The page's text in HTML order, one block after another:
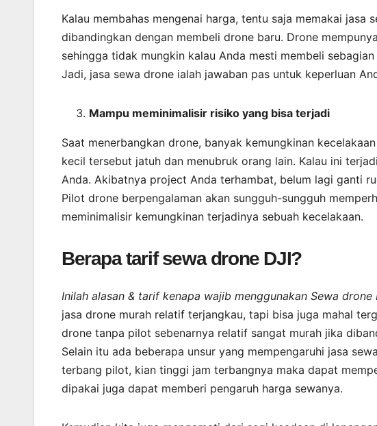
Kalau membahas mengenai harga, tentu saja memakai jasa
dibandingkan dengan membeli drone baru. Drone
sehingga tidak mungkin kalau Anda mesti membeli
Jadi, jasa sewa drone ialah jawaban pas untuk keperluan
Mampu meminimalisir risiko yang bisa terjadi
Saat menerbangkan drone, banyak kemungkinan
kecil tersebut jatuh dan menubruk orang lain. Kalau ini
Anda. Akibatnya project Anda terhambat, belum lagi ganti
Pilot drone berpengalaman akan sungguh-sungguh
meminimalisir kemungkinan terjadinya sebuah kecelakaan.
Berapa tarif sewa drone DJI?
Inilah alasan & tarif kenapa wajib menggunakan Sewa
jasa drone murah relatif terjangkau, tapi bisa juga mahal
drone tanpa pilot sebenarnya relatif sangat murah jika
Selain itu ada beberapa unsur yang mempengaruhi jasa
terbang pilot, kian tinggi jam terbangnya maka dapat
dipakai juga dapat memberi pengaruh harga sewanya.